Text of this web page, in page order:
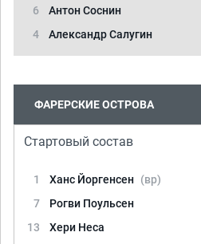
6
Антон Соснин
4
Александр Салугин
ФАРЕРСКИЕ ОСТРОВА
Стартовый состав
1 Ханс Йоргенсен (вр)
7
Рогви Поульсен
13
Хери Неса